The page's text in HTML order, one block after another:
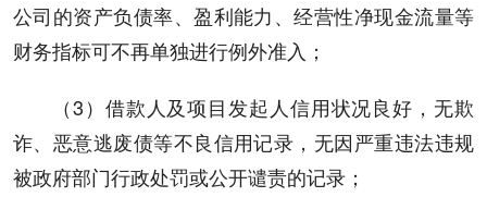
公司的资产负债率、盈利能力、经营性净现金流量等
财务指标可不再单独进行例外准入；
（3）借款人及项目发起人信用状况良好，无欺
诈、恶意逃废债等不良信用记录，无因严重违法违规
被政府部门行政处罚或公开谴责的记录；